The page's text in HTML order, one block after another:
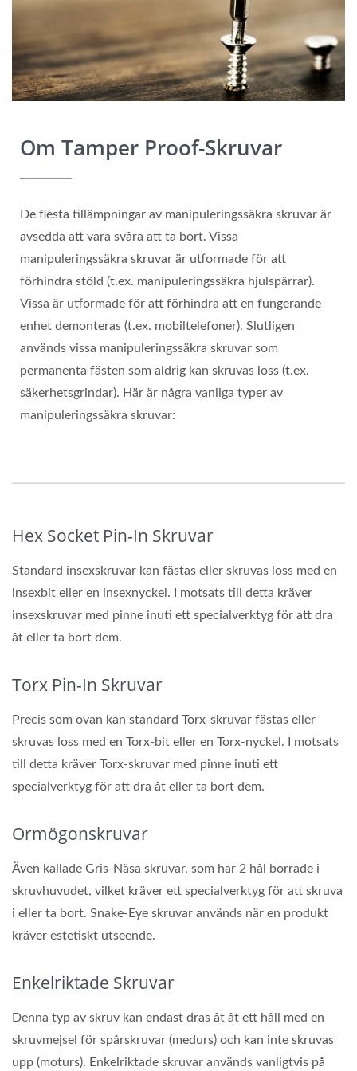
Om Tamper Proof-Skruvar
De flesta tillämpningar av manipuleringssäkra skruvar är
avsedda att vara svåra att ta bort. Vissa
manipuleringssäkra skruvar är utformade för att
förhindra stöld (t.ex. manipuleringssäkra hjulspärrar).
Vissa är utformade för att förhindra att en fungerande
enhet demonteras (t.ex. mobiltelefoner). Slutligen
används vissa manipuleringssäkra skruvar som
permanenta fästen som aldrig kan skruvas loss (t.ex.
säkerhetsgrindar). Här är några vanliga typer av
manipuleringssäkra skruvar:
Hex Socket Pin-In Skruvar
Standard insexskruvar kan fästas eller skruvas loss med en
insexbit eller en insexnyckel. I motsats till detta kräver
insexskruvar med pinne inuti ett specialverktyg för att dra
åt eller ta bort dem.
Torx Pin-In Skruvar
Precis som ovan kan standard Torx-skruvar fästas eller
skruvas loss med en Torx-bit eller en Torx-nyckel. I motsats
till detta kräver Torx-skruvar med pinne inuti ett
specialverktyg för att dra åt eller ta bort dem.
Ormögonskruvar
Även kallade Gris-Näsa skruvar, som har 2 hål borrade i
skruvhuvudet, vilket kräver ett specialverktyg för att skruva
i eller ta bort. Snake-Eye skruvar används när en produkt
kräver estetiskt utseende.
Enkelriktade Skruvar
Denna typ av skruv kan endast dras åt åt ett håll med en
skruvmejsel för spårskruvar (medurs) och kan inte skruvas
upp (moturs). Enkelriktade skruvar används vanligtvis på